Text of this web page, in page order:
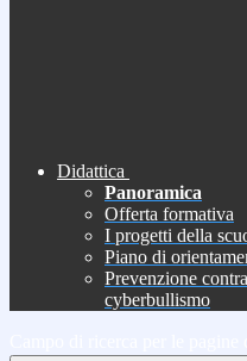
Didattica
Panoramica
Offerta formativa
I progetti della
Piano di
Prevenzione
cyberbullismo